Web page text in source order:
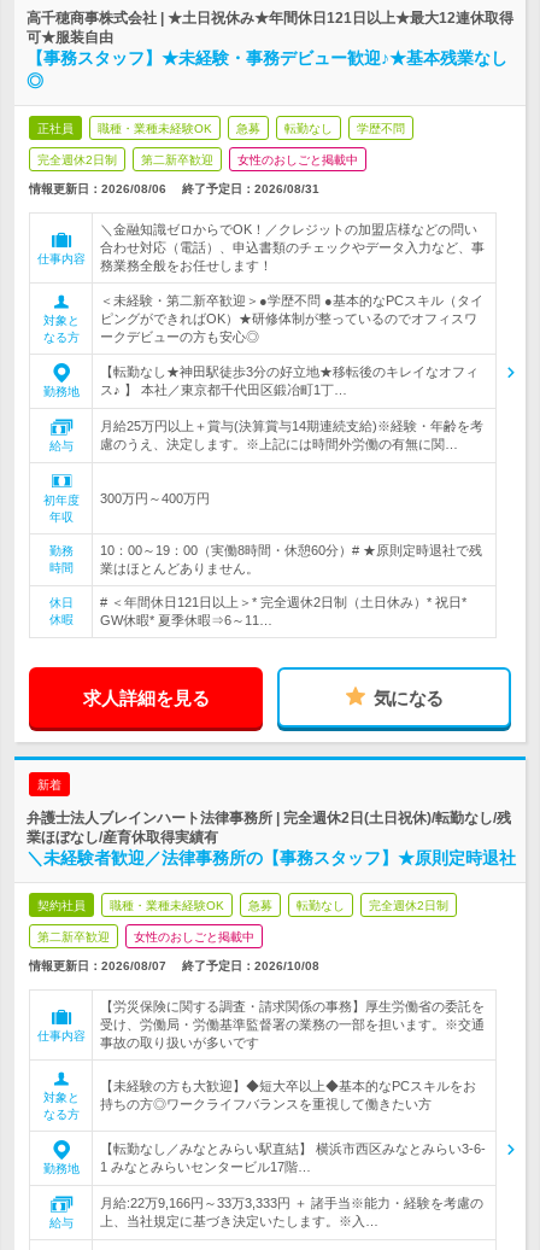
高千穂商事株式会社 | ★土日祝休み★年間休日121日以上★最大12連休取得
可★服装自由
【事務スタッフ】★未経験・事務デビュー歓迎♪★基本残業なし
◎
正社員 職種・業種未経験OK 急募 転勤なし 学歴不問
完全週休2日制 第二新卒歓迎 女性のおしごと掲載中
情報更新日：2026/08/06 終了予定日： 2026/08/31
仕事内容
＼金融知識ゼロからでOK！／クレジットの加盟店様などの問い
合わせ対応（電話）、申込書類のチェックやデータ入力など、事
務業務全般をお任せします！
対象と
なる方
＜未経験・第二新卒歓迎＞●学歴不問 ●基本的なPCスキル（タイ
ピングができればOK）★研修体制が整っているのでオフィスワ
ークデビューの方も安心◎
勤務地
【転勤なし★神田駅徒歩3分の好立地★移転後のキレイなオフィ
ス♪ 】 本社／東京都千代田区鍛冶町1丁…
給与
月給25万円以上＋賞与(決算賞与14期連続支給)※経験・年齢を考
慮のうえ、決定します。※上記には時間外労働の有無に関…
初年度
年収
300万円～400万円
勤務
時間
10：00～19：00（実働8時間・休憩60分）# ★原則定時退社で残
業はほとんどありません。
休日
休暇
# ＜年間休日121日以上＞* 完全週休2日制（土日休み）* 祝日*
GW休暇* 夏季休暇⇒6～11…
求人詳細を見る 気になる
新着
弁護士法人ブレインハート法律事務所 | 完全週休2日(土日祝休)/転勤なし/残
業ほぼなし/産育休取得実績有
＼未経験者歓迎／法律事務所の【事務スタッフ】★原則定時退社
契約社員 職種・業種未経験OK 急募 転勤なし 完全週休2日制
第二新卒歓迎 女性のおしごと掲載中
情報更新日：2026/08/07 終了予定日： 2026/10/08
仕事内容
【労災保険に関する調査・請求関係の事務】厚生労働省の委託を
受け、労働局・労働基準監督署の業務の一部を担います。※交通
事故の取り扱いが多いです
対象と
なる方
【未経験の方も大歓迎】◆短大卒以上◆基本的なPCスキルをお
持ちの方◎ワークライフバランスを重視して働きたい方
勤務地
【転勤なし／みなとみらい駅直結】 横浜市西区みなとみらい3-6-
1 みなとみらいセンタービル17階…
給与
月給:22万9,166円～33万3,333円 ＋ 諸手当※能力・経験を考慮の
上、当社規定に基づき決定いたします。※入…